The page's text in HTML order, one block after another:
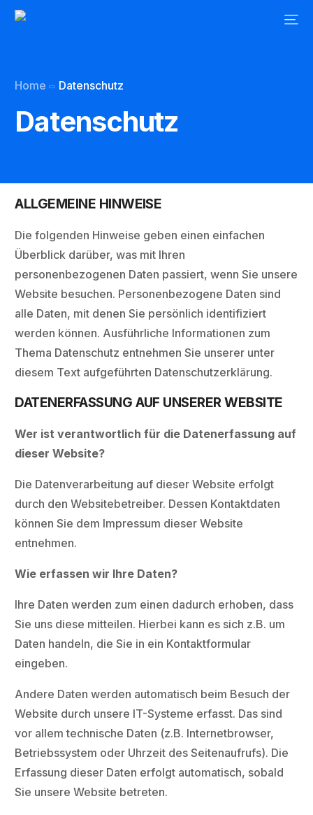
Home Datenschutz
Datenschutz
ALLGEMEINE HINWEISE
Die folgenden Hinweise geben einen einfachen
Überblick darüber, was mit Ihren
personenbezogenen Daten passiert, wenn Sie unsere
Website besuchen. Personenbezogene Daten sind
alle Daten, mit denen Sie persönlich identifiziert
werden können. Ausführliche Informationen zum
Thema Datenschutz entnehmen Sie unserer unter
diesem Text aufgeführten Datenschutzerklärung.
DATENERFASSUNG AUF UNSERER WEBSITE
Wer ist verantwortlich für die Datenerfassung auf
dieser Website?
Die Datenverarbeitung auf dieser Website erfolgt
durch den Websitebetreiber. Dessen Kontaktdaten
können Sie dem Impressum dieser Website
entnehmen.
Wie erfassen wir Ihre Daten?
Ihre Daten werden zum einen dadurch erhoben, dass
Sie uns diese mitteilen. Hierbei kann es sich z.B. um
Daten handeln, die Sie in ein Kontaktformular
eingeben.
Andere Daten werden automatisch beim Besuch der
Website durch unsere IT-Systeme erfasst. Das sind
vor allem technische Daten (z.B. Internetbrowser,
Betriebssystem oder Uhrzeit des Seitenaufrufs). Die
Erfassung dieser Daten erfolgt automatisch, sobald
Sie unsere Website betreten.